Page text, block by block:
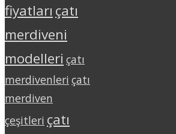
fiyatları çatı
merdiveni
modelleri çatı
merdivenleri çatı
merdiven
çeşitleri çatı